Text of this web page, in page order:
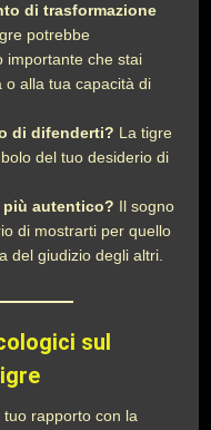
di trasformazione
potrebbe
importante che stai
o alla tua capacità di
di difenderti? La tigre
del tuo desiderio di
più autentico? Il sogno
di mostrarti per quello
del giudizio degli altri.
sul
rapporto con la